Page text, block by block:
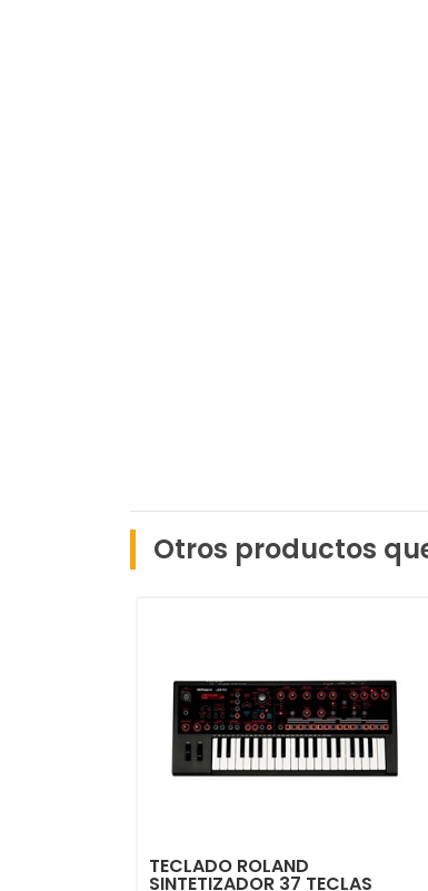
Otros productos
TECLADO ROLAND
SINTETIZADOR 37 TECLAS